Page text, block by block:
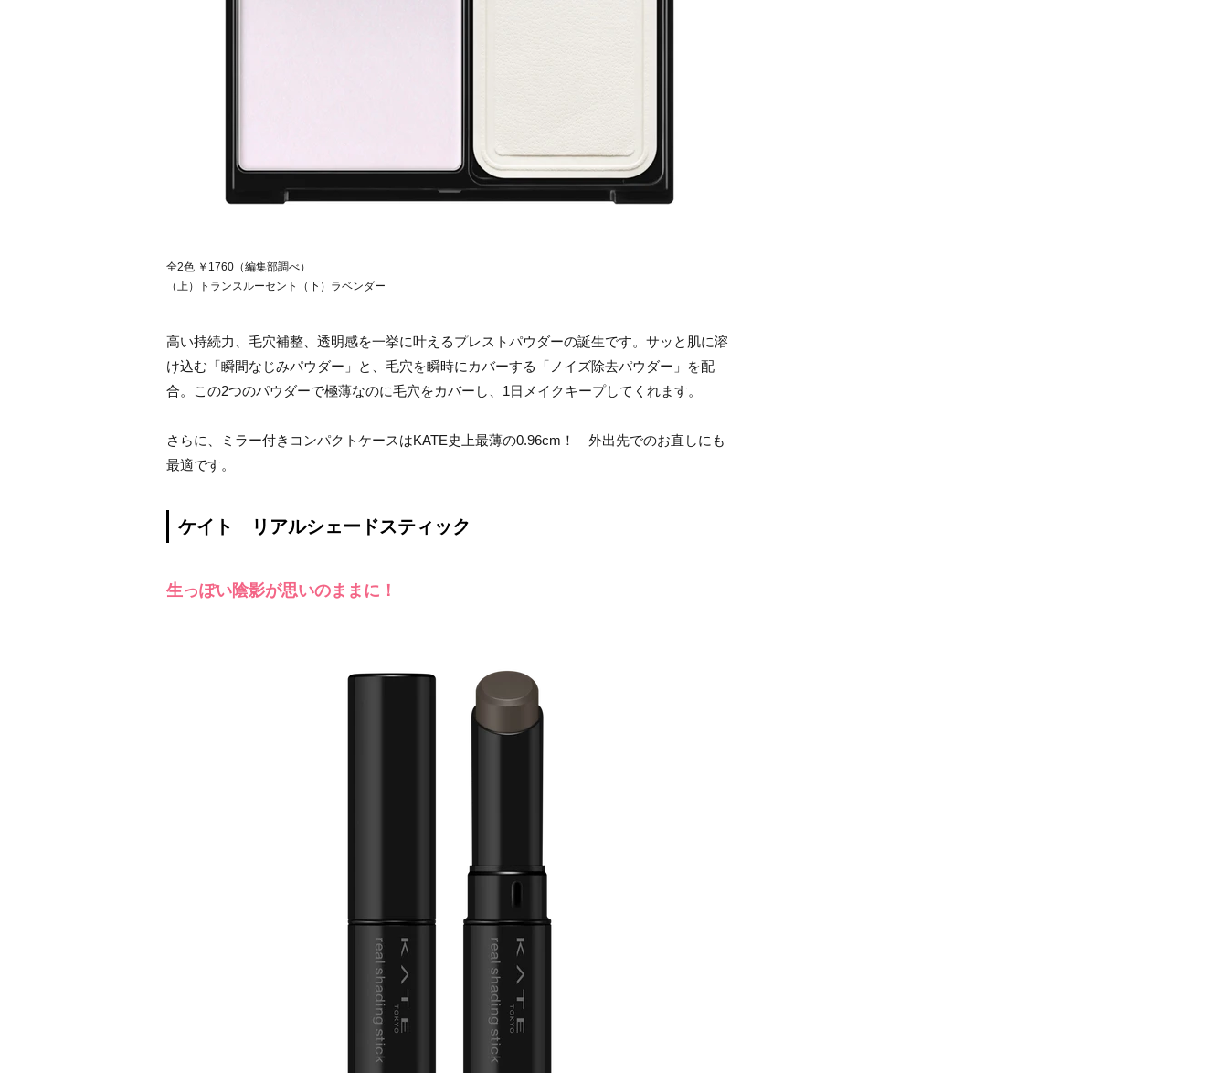
全2色 ￥1760（編集部調べ）
（上）トランスルーセント（下）ラベンダー
高い持続力、毛穴補整、透明感を一挙に叶えるプレストパウダーの誕生です。サッと肌に溶
け込む「瞬間なじみパウダー」と、毛穴を瞬時にカバーする「ノイズ除去パウダー」を配
合。この2つのパウダーで極薄なのに毛穴をカバーし、1日メイクキープしてくれます。
さらに、ミラー付きコンパクトケースはKATE史上最薄の0.96cm！ 外出先でのお直しにも
最適です。
ケイト リアルシェードスティック
生っぽい陰影が思いのままに！